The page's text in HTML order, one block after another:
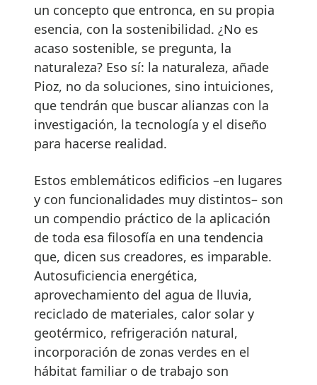
un concepto que entronca, en su propia
esencia, con la sostenibilidad. ¿No es
acaso sostenible, se pregunta, la
naturaleza? Eso sí: la naturaleza, añade
Pioz, no da soluciones, sino intuiciones,
que tendrán que buscar alianzas con la
investigación, la tecnología y el diseño
para hacerse realidad.
Estos emblemáticos edificios –en lugares
y con funcionalidades muy distintos– son
un compendio práctico de la aplicación
de toda esa filosofía en una tendencia
que, dicen sus creadores, es imparable.
Autosuficiencia energética,
aprovechamiento del agua de lluvia,
reciclado de materiales, calor solar y
geotérmico, refrigeración natural,
incorporación de zonas verdes en el
hábitat familiar o de trabajo son